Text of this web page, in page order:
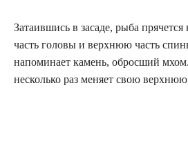
Затаившись в засаде, рыба прячется
часть головы и верхнюю часть
напоминает камень, обросший
несколько раз меняет свою